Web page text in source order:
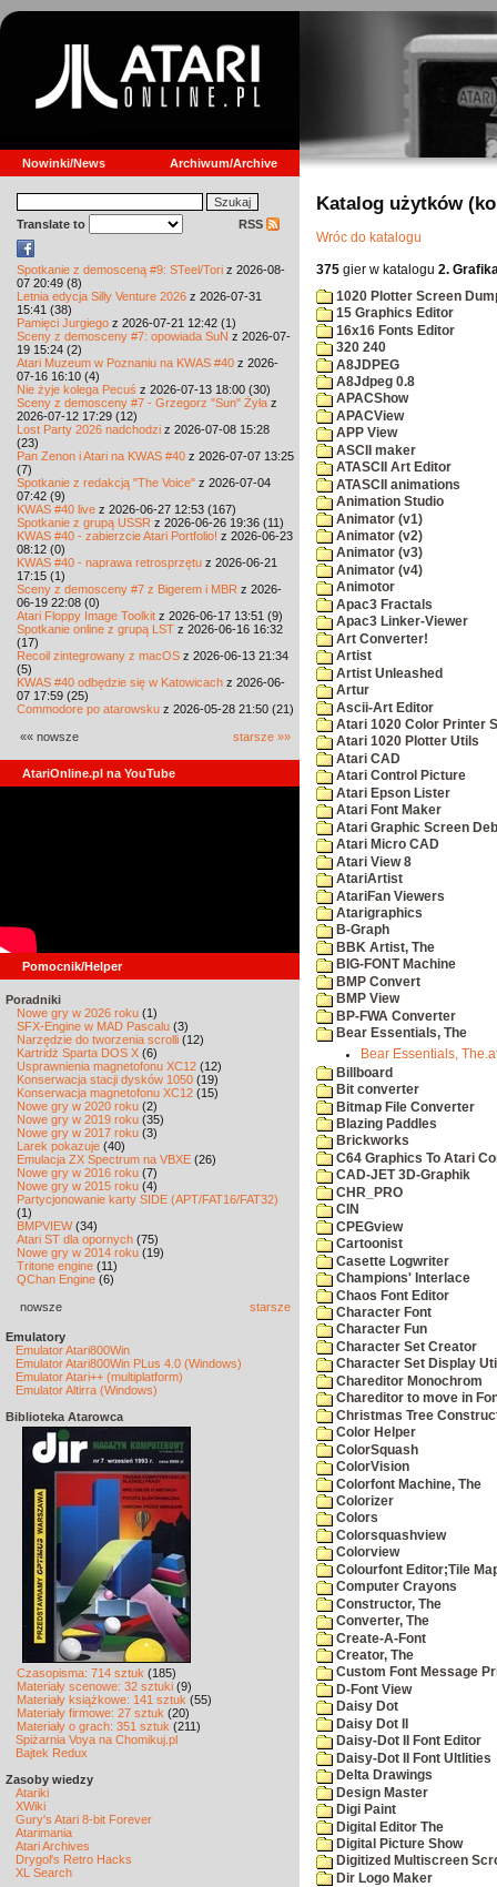
Nowinki/News Archiwum/Archive
Translate to RSS
Spotkanie z demosceną #9: STeel/Tori z 2026-08-
07 20:49 (8)
Letnia edycja Silly Venture 2026 z 2026-07-31
15:41 (38)
Pamięci Jurgiego z 2026-07-21 12:42 (1)
Sceny z demosceny #7: opowiada SuN z 2026-07-
19 15:24 (2)
Atari Muzeum w Poznaniu na KWAS #40 z 2026-
07-16 16:10 (4)
Nie żyje kolega Pecuś z 2026-07-13 18:00 (30)
Sceny z demosceny #7 - Grzegorz "Sun" Żyła z
2026-07-12 17:29 (12)
Lost Party 2026 nadchodzi z 2026-07-08 15:28
(23)
Pan Zenon i Atari na KWAS #40 z 2026-07-07 13:25
(7)
Spotkanie z redakcją "The Voice" z 2026-07-04
07:42 (9)
KWAS #40 live z 2026-06-27 12:53 (167)
Spotkanie z grupą USSR z 2026-06-26 19:36 (11)
KWAS #40 - zabierzcie Atari Portfolio! z 2026-06-23
08:12 (0)
KWAS #40 - naprawa retrosprzętu z 2026-06-21
17:15 (1)
Sceny z demosceny #7 z Bigerem i MBR z 2026-
06-19 22:08 (0)
Atari Floppy Image Toolkit z 2026-06-17 13:51 (9)
Spotkanie online z grupą LST z 2026-06-16 16:32
(17)
Recoil zintegrowany z macOS z 2026-06-13 21:34
(5)
KWAS #40 odbędzie się w Katowicach z 2026-06-
07 17:59 (25)
Commodore po atarowsku z 2026-05-28 21:50 (21)
«« nowsze starsze »»
AtariOnline.pl na YouTube
Pomocnik/Helper
Poradniki
Nowe gry w 2026 roku (1)
SFX-Engine w MAD Pascalu (3)
Narzędzie do tworzenia scrolli (12)
Kartridż Sparta DOS X (6)
Usprawnienia magnetofonu XC12 (12)
Konserwacja stacji dysków 1050 (19)
Konserwacja magnetofonu XC12 (15)
Nowe gry w 2020 roku (2)
Nowe gry w 2019 roku (35)
Nowe gry w 2017 roku (3)
Larek pokazuje (40)
Emulacja ZX Spectrum na VBXE (26)
Nowe gry w 2016 roku (7)
Nowe gry w 2015 roku (4)
Partycjonowanie karty SIDE (APT/FAT16/FAT32)
(1)
BMPVIEW(34)
Atari ST dla opornych (75)
Nowe gry w 2014 roku (19)
Tritone engine (11)
QChan Engine (6)
nowsze starsze
Emulatory
Emulator Atari800Win
Emulator Atari800Win PLus 4.0 (Windows)
Emulator Atari++ (multiplatform)
Emulator Altirra (Windows)
Biblioteka Atarowca
Czasopisma: 714 sztuk (185)
Materiały scenowe: 32 sztuki (9)
Materiały książkowe: 141 sztuk (55)
Materiały firmowe: 27 sztuk (20)
Materiały o grach: 351 sztuk (211)
Spiżarnia Voya na Chomikuj.pl
Bajtek Redux
Zasoby wiedzy
Atariki
XWiki
Gury's Atari 8-bit Forever
Atarimania
Atari Archives
Drygol's Retro Hacks
XL Search
Katalog użytków
Wróc do katalogu
375 gier w katalogu 2.
1020 Plotter Screen
15 Graphics Editor
16x16 Fonts Editor
320 240
A8JDPEG
A8Jdpeg 0.8
APACShow
APACView
APP View
ASCII maker
ATASCII Art Editor
ATASCII animations
Animation Studio
Animator (v1)
Animator (v2)
Animator (v3)
Animator (v4)
Animotor
Apac3 Fractals
Apac3 Linker-Viewer
Art Converter!
Artist
Artist Unleashed
Artur
Ascii-Art Editor
Atari 1020 Color Printer
Atari 1020 Plotter Utils
Atari CAD
Atari Control Picture
Atari Epson Lister
Atari Font Maker
Atari Graphic Screen
Atari Micro CAD
Atari View 8
AtariArtist
AtariFan Viewers
Atarigraphics
B-Graph
BBK Artist, The
BIG-FONT Machine
BMP Convert
BMP View
BP-FWA Converter
Bear Essentials, The
Bear Essentials,
Billboard
Bit converter
Bitmap File Converter
Blazing Paddles
Brickworks
C64 Graphics To Atari
CAD-JET 3D-Graphik
CHR_PRO
CIN
CPEGview
Cartoonist
Casette Logwriter
Champions' Interlace
Chaos Font Editor
Character Font
Character Fun
Character Set Creator
Character Set Display
Chareditor Monochrom
Chareditor to move in
Christmas Tree
Color Helper
ColorSquash
ColorVision
Colorfont Machine, The
Colorizer
Colors
Colorsquashview
Colorview
Colourfont Editor;Tile
Computer Crayons
Constructor, The
Converter, The
Create-A-Font
Creator, The
Custom Font Message
D-Font View
Daisy Dot
Daisy Dot II
Daisy-Dot II Font Editor
Daisy-Dot II Font Ultlities
Delta Drawings
Design Master
Digi Paint
Digital Editor The
Digital Picture Show
Digitized Multiscreen
Dir Logo Maker